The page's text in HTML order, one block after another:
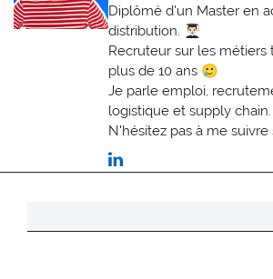
Diplômé d'un Master en
distribution. 👨🏻‍🎓
Recruteur sur les métiers
plus de 10 ans 🥲
Je parle emploi,
logistique et supply chain.
N'hésitez pas à me